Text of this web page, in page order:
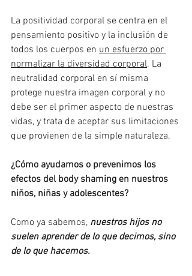
La positividad corporal se centra en el
pensamiento positivo y la inclusión de
todos los cuerpos en un esfuerzo por
normalizar la diversidad corporal. La
neutralidad corporal en sí misma
protege nuestra imagen corporal y no
debe ser el primer aspecto de nuestras
vidas, y trata de aceptar sus limitaciones
que provienen de la simple naturaleza.
¿Cómo ayudamos o prevenimos los
efectos del body shaming en nuestros
niños, niñas y adolescentes?
Como ya sabemos, nuestros hijos no
suelen aprender de lo que decimos, sino
de lo que hacemos.